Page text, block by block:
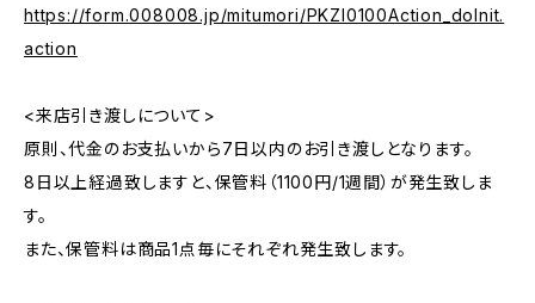
https://form.008008.jp/mitumori/PKZI0100Action_doInit.
action
<来店引き渡しについて>
原則、代金のお支払いから7日以内のお引き渡しとなります。
8日以上経過致しますと、保管料（1100円/1週間）が発生致しま
す。
また、保管料は商品1点毎にそれぞれ発生致します。